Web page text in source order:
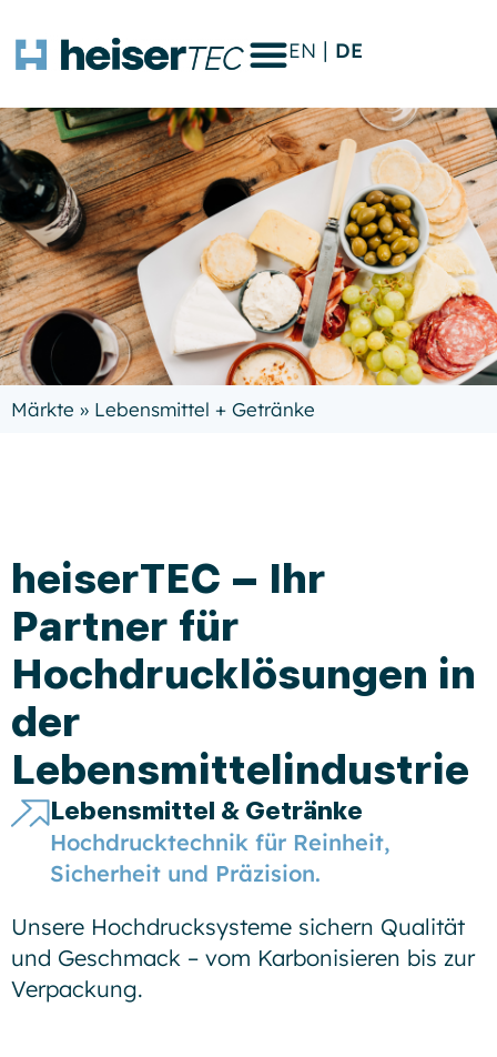
EN DE
Märkte » Lebensmittel + Getränke
heiserTEC – Ihr
Partner für
Hochdrucklösungen in
der
Lebensmittelindustrie
Lebensmittel & Getränke
Hochdrucktechnik für Reinheit,
Sicherheit und Präzision.
Unsere Hochdrucksysteme sichern Qualität
und Geschmack – vom Karbonisieren bis zur
Verpackung.